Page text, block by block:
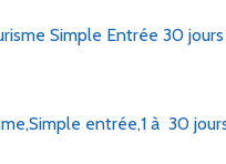
Simple Entrée 30 jours
entrée,1 à 30